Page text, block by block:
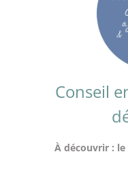
Conseil
À découvrir :